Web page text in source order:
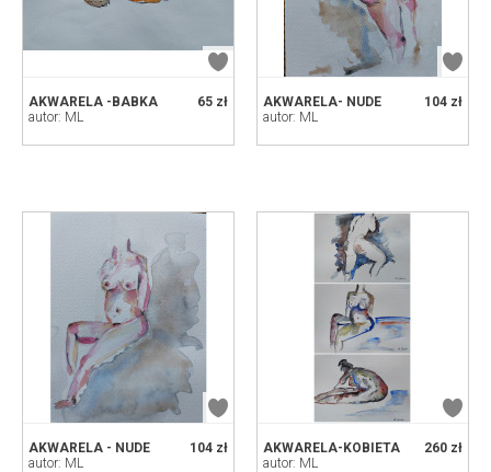
65 zł
AKWARELA -BABKA
autor: ML
104 zł
AKWARELA- NUDE
autor: ML
104 zł
AKWARELA - NUDE
autor: ML
260 zł
AKWARELA-KOBIETA
autor: ML